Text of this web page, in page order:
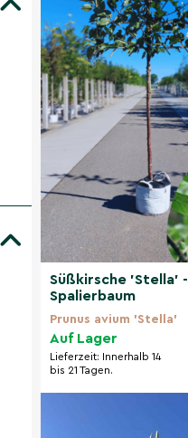
Süßkirsche 'Stella' -
Spalierbaum
Prunus avium 'Stella'
Auf Lager
Lieferzeit: Innerhalb 14
bis 21 Tagen.